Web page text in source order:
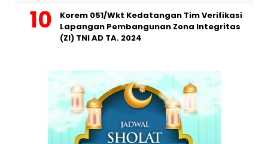
Korem 051/Wkt Kedatangan Tim Verifikasi
Lapangan Pembangunan Zona Integritas
(ZI) TNI AD TA. 2024